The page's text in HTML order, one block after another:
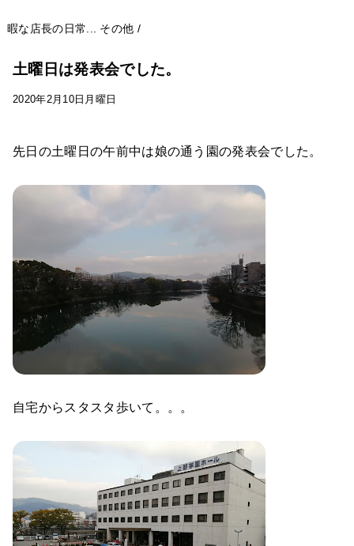
暇な店長の日常... その他 /
土曜日は発表会でした。
2020年2月10日月曜日
先日の土曜日の午前中は娘の通う園の発表会でした。
自宅からスタスタ歩いて。。。